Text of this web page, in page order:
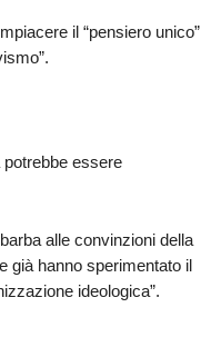
il “pensiero unico”
essere
alle convinzioni della
già hanno sperimentato il
ideologica”.